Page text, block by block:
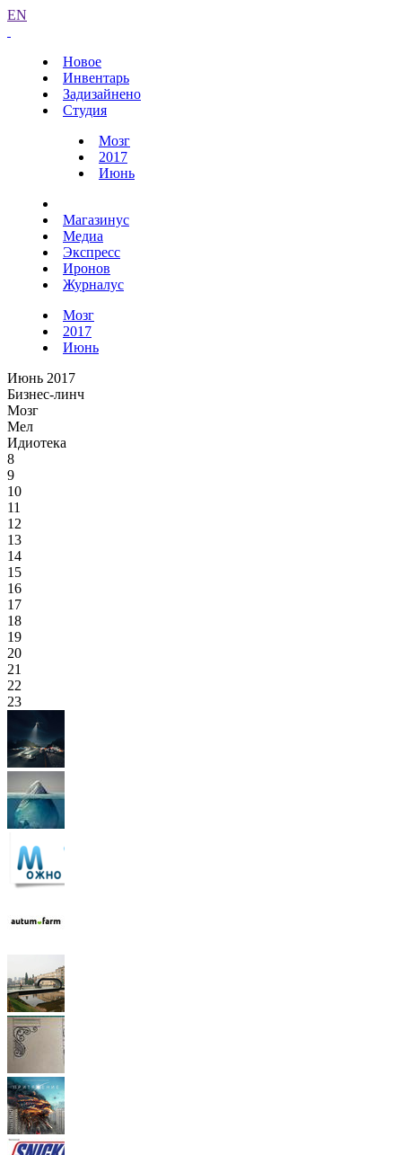
EN
Новое
Инвентарь
Задизайнено
Студия
Мозг
2017
Июнь
Магазинус
Медиа
Экспресс
Иронов
Журналус
Мозг
2017
Июнь
Июнь 2017
Бизнес-линч
Мозг
Мел
Идиотека
8
9
10
11
12
13
14
15
16
17
18
19
20
21
22
23